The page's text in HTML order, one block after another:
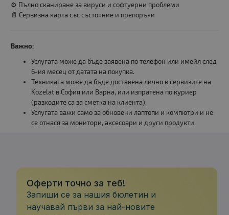
⚙️ Пълно сканиране за вируси и софтуерни проблеми
📄 Сервизна карта със състояние и препоръки
Важно:
Услугата може да бъде заявена по телефон или имейл след
6-ия месец от датата на покупка.
Техниката може да бъде доставена лично в сервизите на
Kozelat в София или Варна, или изпратена по куриер
(разходите са за сметка на клиента).
Услугата важи само за обновени лаптопи и компютри и не
се отнася за монитори, аксесоари и други продукти.
Оферти точно за теб!
Запиши се за нашия бюлетин и
научавай първи за най-новите